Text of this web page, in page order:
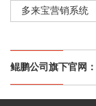
多来宝营销系统
鲲鹏公司旗下官网：